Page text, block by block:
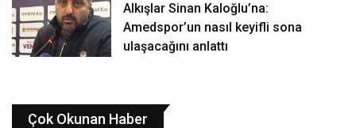
Alkışlar Sinan Kaloğlu’na:
Amedspor’un nasıl keyifli sona
ulaşacağını anlattı
Çok Okunan Haber